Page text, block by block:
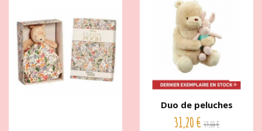
Duo de peluches
musicales...
31,20 € 39,00 €